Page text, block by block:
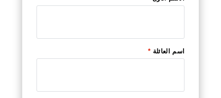
اسم العائلة *